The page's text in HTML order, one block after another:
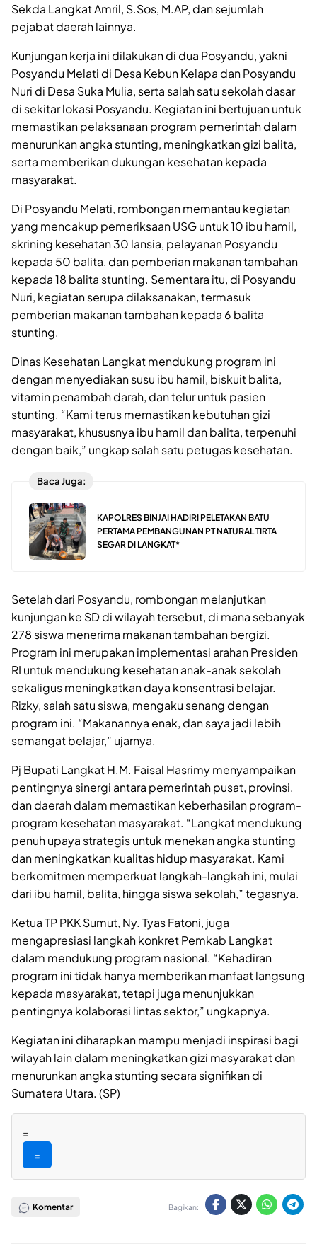
Sekda Langkat Amril, S.Sos, M.AP, dan sejumlah
pejabat daerah lainnya.
Kunjungan kerja ini dilakukan di dua Posyandu, yakni
Posyandu Melati di Desa Kebun Kelapa dan Posyandu
Nuri di Desa Suka Mulia, serta salah satu sekolah dasar
di sekitar lokasi Posyandu. Kegiatan ini bertujuan untuk
memastikan pelaksanaan program pemerintah dalam
menurunkan angka stunting, meningkatkan gizi balita,
serta memberikan dukungan kesehatan kepada
masyarakat.
Di Posyandu Melati, rombongan memantau kegiatan
yang mencakup pemeriksaan USG untuk 10 ibu hamil,
skrining kesehatan 30 lansia, pelayanan Posyandu
kepada 50 balita, dan pemberian makanan tambahan
kepada 18 balita stunting. Sementara itu, di Posyandu
Nuri, kegiatan serupa dilaksanakan, termasuk
pemberian makanan tambahan kepada 6 balita
stunting.
Dinas Kesehatan Langkat mendukung program ini
dengan menyediakan susu ibu hamil, biskuit balita,
vitamin penambah darah, dan telur untuk pasien
stunting. “Kami terus memastikan kebutuhan gizi
masyarakat, khususnya ibu hamil dan balita, terpenuhi
dengan baik,” ungkap salah satu petugas kesehatan.
Baca Juga:
KAPOLRES BINJAI HADIRI PELETAKAN BATU
PERTAMA PEMBANGUNAN PT NATURAL TIRTA
SEGAR DI LANGKAT*
Setelah dari Posyandu, rombongan melanjutkan
kunjungan ke SD di wilayah tersebut, di mana sebanyak
278 siswa menerima makanan tambahan bergizi.
Program ini merupakan implementasi arahan Presiden
RI untuk mendukung kesehatan anak-anak sekolah
sekaligus meningkatkan daya konsentrasi belajar.
Rizky, salah satu siswa, mengaku senang dengan
program ini. “Makanannya enak, dan saya jadi lebih
semangat belajar,” ujarnya.
Pj Bupati Langkat H.M. Faisal Hasrimy menyampaikan
pentingnya sinergi antara pemerintah pusat, provinsi,
dan daerah dalam memastikan keberhasilan program-
program kesehatan masyarakat. “Langkat mendukung
penuh upaya strategis untuk menekan angka stunting
dan meningkatkan kualitas hidup masyarakat. Kami
berkomitmen memperkuat langkah-langkah ini, mulai
dari ibu hamil, balita, hingga siswa sekolah,” tegasnya.
Ketua TP PKK Sumut, Ny. Tyas Fatoni, juga
mengapresiasi langkah konkret Pemkab Langkat
dalam mendukung program nasional. “Kehadiran
program ini tidak hanya memberikan manfaat langsung
kepada masyarakat, tetapi juga menunjukkan
pentingnya kolaborasi lintas sektor,” ungkapnya.
Kegiatan ini diharapkan mampu menjadi inspirasi bagi
wilayah lain dalam meningkatkan gizi masyarakat dan
menurunkan angka stunting secara signifikan di
Sumatera Utara. (SP)
=
=
Komentar Bagikan: